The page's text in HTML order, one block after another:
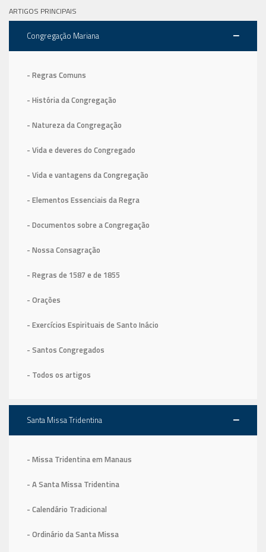
ARTIGOS PRINCIPAIS
Congregação Mariana
- Regras Comuns
- História da Congregação
- Natureza da Congregação
- Vida e deveres do Congregado
- Vida e vantagens da Congregação
- Elementos Essenciais da Regra
- Documentos sobre a Congregação
- Nossa Consagração
- Regras de 1587 e de 1855
- Orações
- Exercícios Espirituais de Santo Inácio
- Santos Congregados
- Todos os artigos
Santa Missa Tridentina
- Missa Tridentina em Manaus
- A Santa Missa Tridentina
- Calendário Tradicional
- Ordinário da Santa Missa